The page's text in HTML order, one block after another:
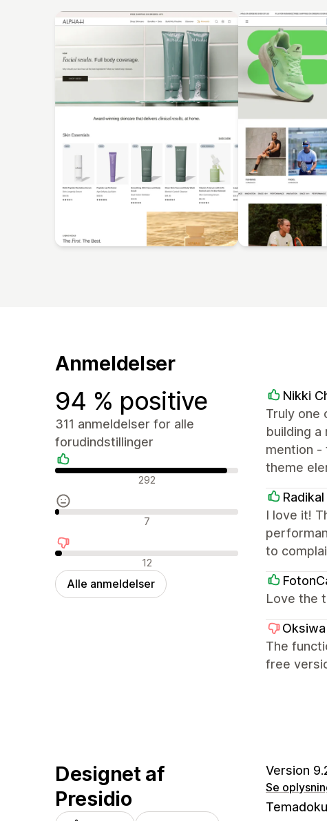
Anmeldelser
94 % positive
311 anmeldelser for alle
forudindstillinger
Positive anmeldelser
292
Neutrale anmeldelser
7
Negative anmeldelser
12
Alle anmeldelser
Nikki
Truly one
building
mention -
theme
I love it!
to
Love the
Oksiwa
The
free
Designet af
Presidio
Version
Se